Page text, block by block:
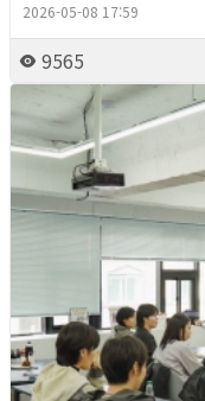
2026-05-08 17:59
9565